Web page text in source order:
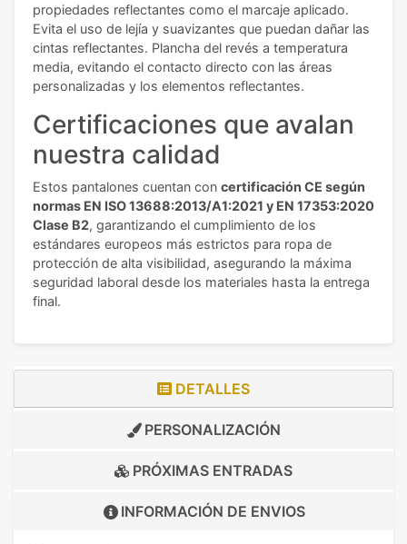
propiedades reflectantes como el marcaje aplicado.
Evita el uso de lejía y suavizantes que puedan dañar las
cintas reflectantes. Plancha del revés a temperatura
media, evitando el contacto directo con las áreas
personalizadas y los elementos reflectantes.
Certificaciones que avalan
nuestra calidad
Estos pantalones cuentan con certificación CE según
normas EN ISO 13688:2013/A1:2021 y EN 17353:2020
Clase B2, garantizando el cumplimiento de los
estándares europeos más estrictos para ropa de
protección de alta visibilidad, asegurando la máxima
seguridad laboral desde los materiales hasta la entrega
final.
DETALLES
PERSONALIZACIÓN
PRÓXIMAS ENTRADAS
INFORMACIÓN DE ENVIOS